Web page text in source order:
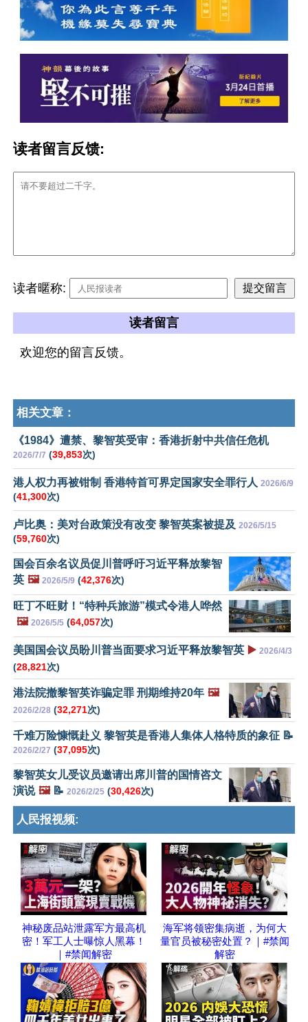
读者留言反馈:
读者暱称:
读者留言
欢迎您的留言反馈。
相关文章：
《1984》遭禁、黎智英受审：香港折射中共信任危机
2026/7/7 (39,853次)
港人权力再被钳制 香港特首可界定国家安全罪行人 2026/6/9
(41,300次)
卢比奥：美对台政策没有改变 黎智英案被提及 2026/5/15
(59,760次)
国会百余名议员促川普呼吁习近平释放黎智
英 🖼️ 2026/5/9 (42,376次)
旺丁不旺财！“特种兵旅游”模式令港人哗然
🖼️ 2026/5/5 (64,057次)
美国国会议员盼川普当面要求习近平释放黎智英 ▶️ 2026/4/3
(28,821次)
港法院撤黎智英诈骗定罪 刑期维持20年 🖼️
2026/2/28 (32,271次)
千难万险慷慨赴义 黎智英是香港人集体人格特质的象征 📝
2026/2/27 (37,095次)
黎智英女儿受议员邀请出席川普的国情咨文
演说 🖼️📝 2026/2/25 (30,426次)
人民报视频:
神秘废品站泄露军方最高机
密！军工人士曝惊人黑幕！
｜#禁闻解密
海军将领密集病逝，为何大
量官员被秘密处置？｜#禁闻
解密